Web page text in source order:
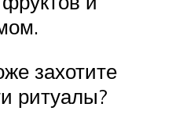
захотите
ритуалы?